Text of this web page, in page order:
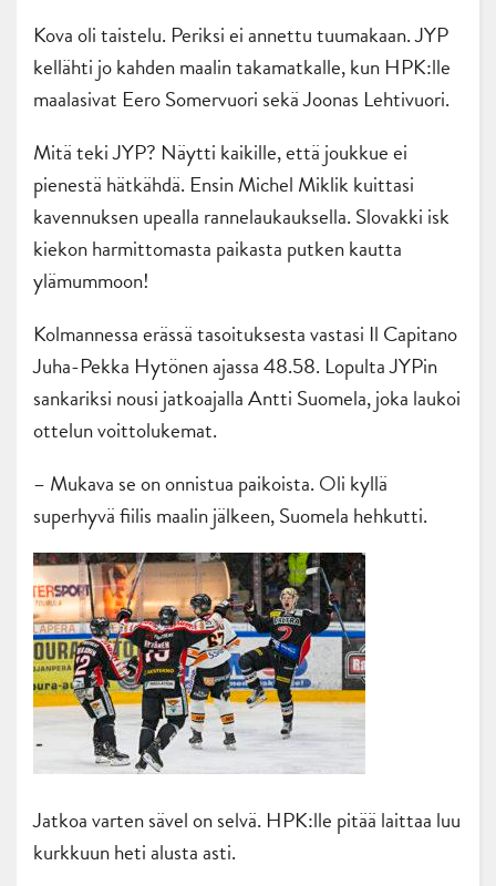
Kova oli taistelu. Periksi ei annettu tuumakaan. JYP
kellähti jo kahden maalin takamatkalle, kun HPK:lle
maalasivat Eero Somervuori sekä Joonas Lehtivuori.
Mitä teki JYP? Näytti kaikille, että joukkue ei
pienestä hätkähdä. Ensin Michel Miklik kuittasi
kavennuksen upealla rannelaukauksella. Slovakki isk
kiekon harmittomasta paikasta putken kautta
ylämummoon!
Kolmannessa erässä tasoituksesta vastasi Il Capitano
Juha-Pekka Hytönen ajassa 48.58. Lopulta JYPin
sankariksi nousi jatkoajalla Antti Suomela, joka laukoi
ottelun voittolukemat.
– Mukava se on onnistua paikoista. Oli kyllä
superhyvä fiilis maalin jälkeen, Suomela hehkutti.
Jatkoa varten sävel on selvä. HPK:lle pitää laittaa luu
kurkkuun heti alusta asti.